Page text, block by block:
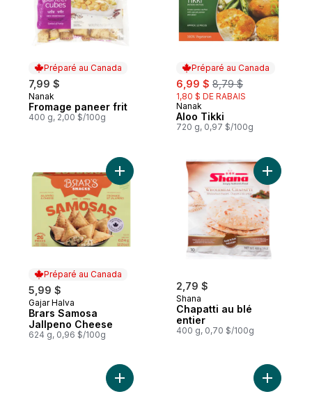
Préparé au Canada
7,99 $
Préparé au Canada
Nanak
Fromage paneer frit
400 g, 2,00 $/100g
Préparé au Canada
sale:
6,99 $ , formerly:
8,79 $
1,80 $ DE RABAIS
Préparé au Canada
Nanak
Aloo Tikki
720 g, 0,97 $/100g
Préparé au Canada
5,99 $
Préparé au Canada
Gajar Halva
Brars Samosa
Jallpeno Cheese
624 g, 0,96 $/100g
Ajouter Brars Samosa Jallpeno Cheese
2,79 $
Shana
Chapatti au blé
entier
400 g, 0,70 $/100g
Ajouter
Ajouter Collations de Légume 10 Pcs 400
Ajouter